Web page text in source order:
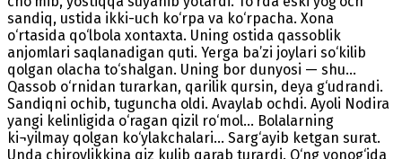
sandiq, ustida ikki-uch ko‘rpa va ko‘rpacha. Xona
o‘rtasida qo‘lbola xontaxta. Uning ostida qassoblik
anjomlari saqlanadigan quti. Yerga ba’zi joylari so‘kilib
qolgan olacha to‘shalgan. Uning bor dunyosi — shu...
Qassob o‘rnidan turarkan, qarilik qursin, deya g‘udrandi.
Sandiqni ochib, tuguncha oldi. Avaylab ochdi. Ayoli Nodira
yangi kelinligida o‘ragan qizil ro‘mol... Bolalarning
ki¬yilmay qolgan ko‘ylakchalari... Sarg‘ayib ketgan surat.
Unda chiroylikkina qiz kulib qarab turardi. O‘ng yonog‘ida